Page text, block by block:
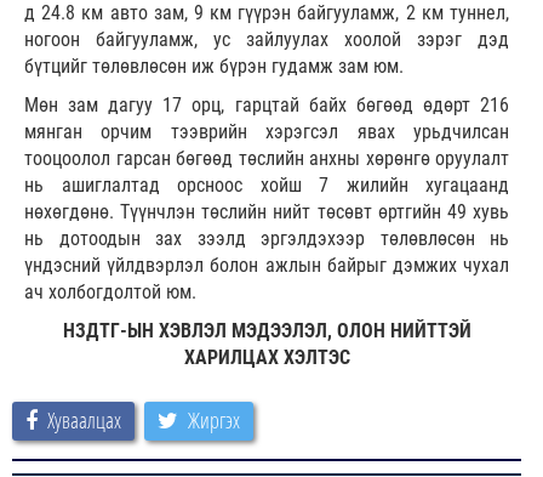
д 24.8 км авто зам, 9 км гүүрэн байгууламж, 2 км туннел,
ногоон байгууламж, ус зайлуулах хоолой зэрэг дэд
бүтцийг төлөвлөсөн иж бүрэн гудамж зам юм.
Мөн зам дагуу 17 орц, гарцтай байх бөгөөд өдөрт 216
мянган орчим тээврийн хэрэгсэл явах урьдчилсан
тооцоолол гарсан бөгөөд төслийн анхны хөрөнгө оруулалт
нь ашиглалтад орсноос хойш 7 жилийн хугацаанд
нөхөгдөнө. Түүнчлэн төслийн нийт төсөвт өртгийн 49 хувь
нь дотоодын зах зээлд эргэлдэхээр төлөвлөсөн нь
үндэсний үйлдвэрлэл болон ажлын байрыг дэмжих чухал
ач холбогдолтой юм.
НЗДТГ-ЫН ХЭВЛЭЛ МЭДЭЭЛЭЛ, ОЛОН НИЙТТЭЙ
ХАРИЛЦАХ ХЭЛТЭС
Хуваалцах Жиргэх